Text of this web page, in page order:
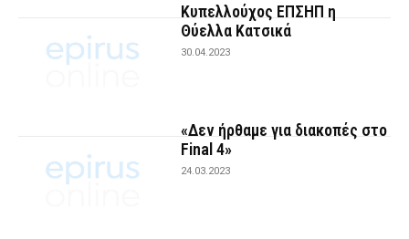
Κυπελλούχος ΕΠΣΗΠ η
Θύελλα Κατσικά
30.04.2023
«Δεν ήρθαμε για διακοπές στο
Final 4»
24.03.2023